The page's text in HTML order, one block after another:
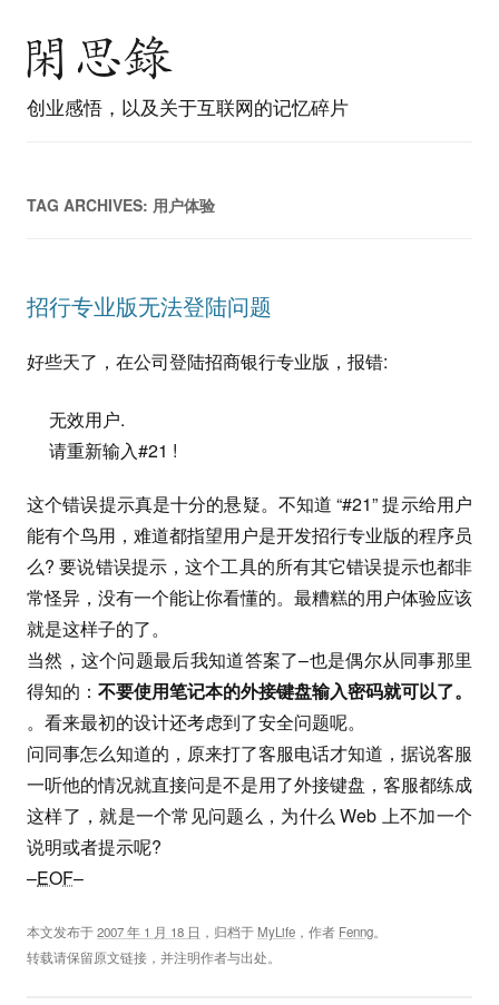
创业感悟，以及关于互联网的记忆碎片
TAG ARCHIVES: 用户体验
招行专业版无法登陆问题
好些天了，在公司登陆招商银行专业版，报错:
无效用户.
请重新输入#21 !
这个错误提示真是十分的悬疑。不知道 “#21” 提示给用户
能有个鸟用，难道都指望用户是开发招行专业版的程序员
么? 要说错误提示，这个工具的所有其它错误提示也都非
常怪异，没有一个能让你看懂的。最糟糕的用户体验应该
就是这样子的了。
当然，这个问题最后我知道答案了–也是偶尔从同事那里
得知的： 不要使用笔记本的外接键盘输入密码就可以了。
。看来最初的设计还考虑到了安全问题呢。
问同事怎么知道的，原来打了客服电话才知道，据说客服
一听他的情况就直接问是不是用了外接键盘，客服都练成
这样了，就是一个常见问题么，为什么 Web 上不加一个
说明或者提示呢?
–EOF–
本文发布于2007 年 1 月 18 日 ，归档于 MyLife ，作者 Fenng。
转载请保留原文链接，并注明作者与出处。